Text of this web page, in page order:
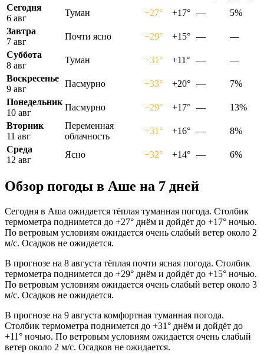
Сегодня
6 авг
Туман +27° +17° —
5%
Завтра
7 авг
Почти ясно +29° +15° —
—
Суббота
8 авг
Туман +31° +11° —
—
Воскресенье
9 авг
Пасмурно +33° +20° —
7%
Понедельник
10 авг
Пасмурно +29° +17° —
13%
Вторник
11 авг
Переменная
облачность
+31° +16° —
8%
Среда
12 авг
Ясно +32° +14° — 6%
Обзор погоды в Аше на 7 дней
Сегодня в Аша ожидается тёплая туманная погода. Столбик
термометра поднимется до +27° днём и дойдёт до +17° ночью.
По ветровым условиям ожидается очень слабый ветер около 2
м/с. Осадков не ожидается.
В прогнозе на 8 августа тёплая почти ясная погода. Столбик
термометра поднимется до +29° днём и дойдёт до +15° ночью.
По ветровым условиям ожидается очень слабый ветер около 3
м/с. Осадков не ожидается.
В прогнозе на 9 августа комфортная туманная погода.
Столбик термометра поднимется до +31° днём и дойдёт до
+11° ночью. По ветровым условиям ожидается очень слабый
ветер около 2 м/с. Осадков не ожидается.